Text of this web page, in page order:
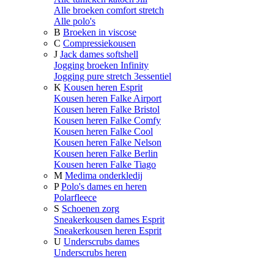
Alle broeken comfort stretch
Alle polo's
B Broeken in viscose
C Compressiekousen
J Jack dames softshell
Jogging broeken Infinity
Jogging pure stretch 3essentiel
K Kousen heren Esprit
Kousen heren Falke Airport
Kousen heren Falke Bristol
Kousen heren Falke Comfy
Kousen heren Falke Cool
Kousen heren Falke Nelson
Kousen heren Falke Berlin
Kousen heren Falke Tiago
M Medima onderkledij
P Polo's dames en heren
Polarfleece
S Schoenen zorg
Sneakerkousen dames Esprit
Sneakerkousen heren Esprit
U Underscrubs dames
Underscrubs heren